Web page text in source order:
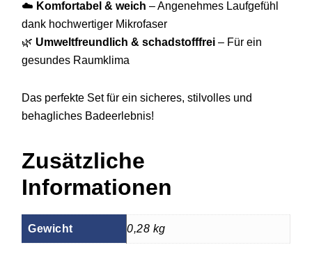
☁️ Komfortabel & weich – Angenehmes Laufgefühl
dank hochwertiger Mikrofaser
🌿 Umweltfreundlich & schadstofffrei – Für ein
gesundes Raumklima
Das perfekte Set für ein sicheres, stilvolles und
behagliches Badeerlebnis!
Zusätzliche
Informationen
Gewicht 0,28 kg